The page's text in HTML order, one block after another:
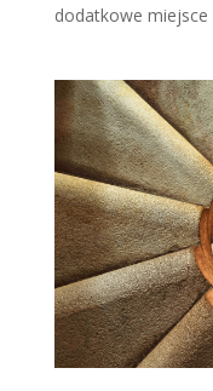
dodatkowe miejsce